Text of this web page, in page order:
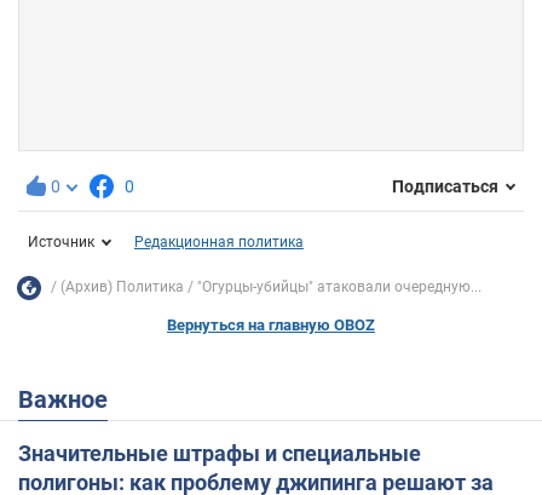
0 0 Подписаться
Источник Редакционная политика
(Архив) Политика "Огурцы-убийцы" атаковали очередную...
Вернуться на главную OBOZ
Важное
Значительные штрафы и специальные
полигоны: как проблему джипинга решают за